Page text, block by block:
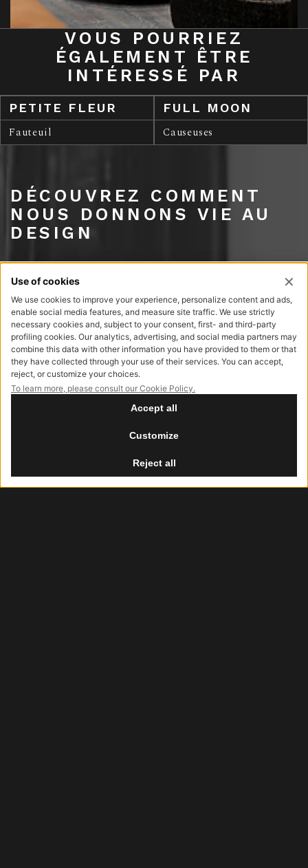
VOUS POURRIEZ
ÉGALEMENT ÊTRE
INTÉRESSÉ PAR
PETITE FLEUR
Fauteuil
FULL MOON
Causeuses
DÉCOUVREZ COMMENT
NOUS DONNONS VIE AU
DESIGN